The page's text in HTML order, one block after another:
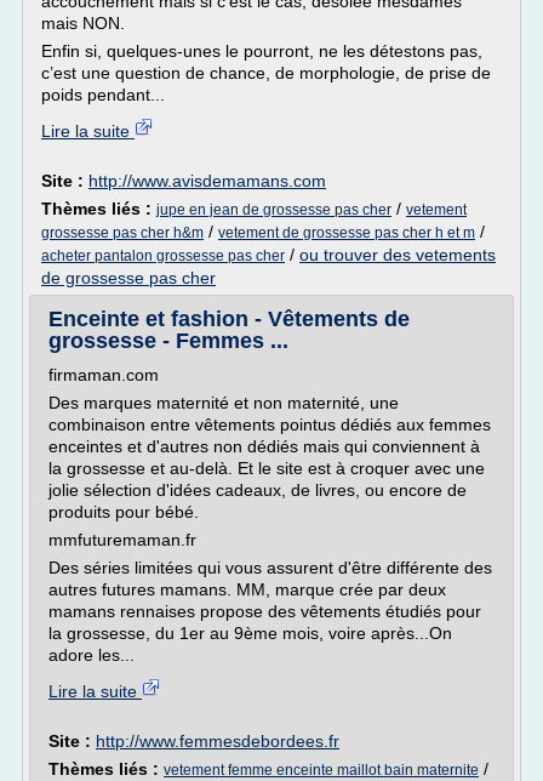
mais NON.
Enfin si, quelques-unes le pourront, ne les détestons pas,
c’est une question de chance, de morphologie, de prise de
poids pendant...
Lire la suite
Site : http://www.avisdemamans.com
Thèmes liés : jupe en jean de grossesse pas cher / vetement
grossesse pas cher h&m / vetement de grossesse pas cher h et m /
acheter pantalon grossesse pas cher / ou trouver des vetements
de grossesse pas cher
Enceinte et fashion - Vêtements de
grossesse - Femmes ...
firmaman.com
Des marques maternité et non maternité, une
combinaison entre vêtements pointus dédiés aux femmes
enceintes et d'autres non dédiés mais qui conviennent à
la grossesse et au-delà. Et le site est à croquer avec une
jolie sélection d'idées cadeaux, de livres, ou encore de
produits pour bébé.
mmfuturemaman.fr
Des séries limitées qui vous assurent d'être différente des
autres futures mamans. MM, marque crée par deux
mamans rennaises propose des vêtements étudiés pour
la grossesse, du 1er au 9ème mois, voire après...On
adore les...
Lire la suite
Site : http://www.femmesdebordees.fr
Thèmes liés : vetement femme enceinte maillot bain maternite /